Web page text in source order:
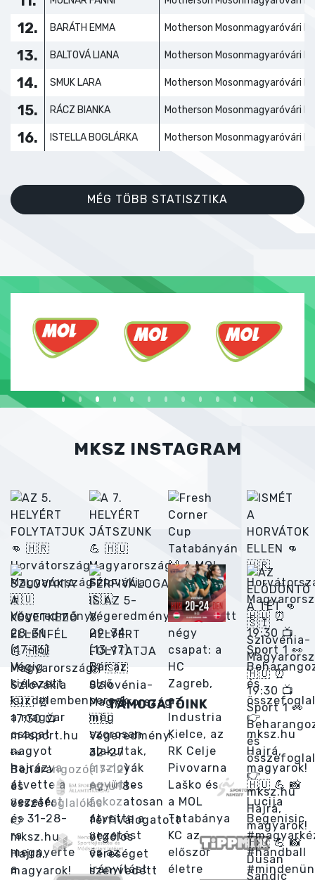
12. BARÁTH EMMA Motherson Mosonmagyaróvári KC
13. BALTOVÁ LIANA Motherson Mosonmagyaróvári KC
14. SMUK LARA Motherson Mosonmagyaróvári KC
15. RÁCZ BIANKA Motherson Mosonmagyaróvári KC
16. ISTELLA BOGLÁRKA Motherson Mosonmagyaróvári KC
MÉG TÖBB STATISZTIKA
MKSZ INSTAGRAM
TÁMOGATÓINK